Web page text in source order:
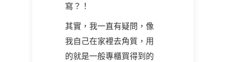
寫？！
其實，我一直有疑問，像
我自己在家裡去角質，用
的就是一般專櫃買得到的